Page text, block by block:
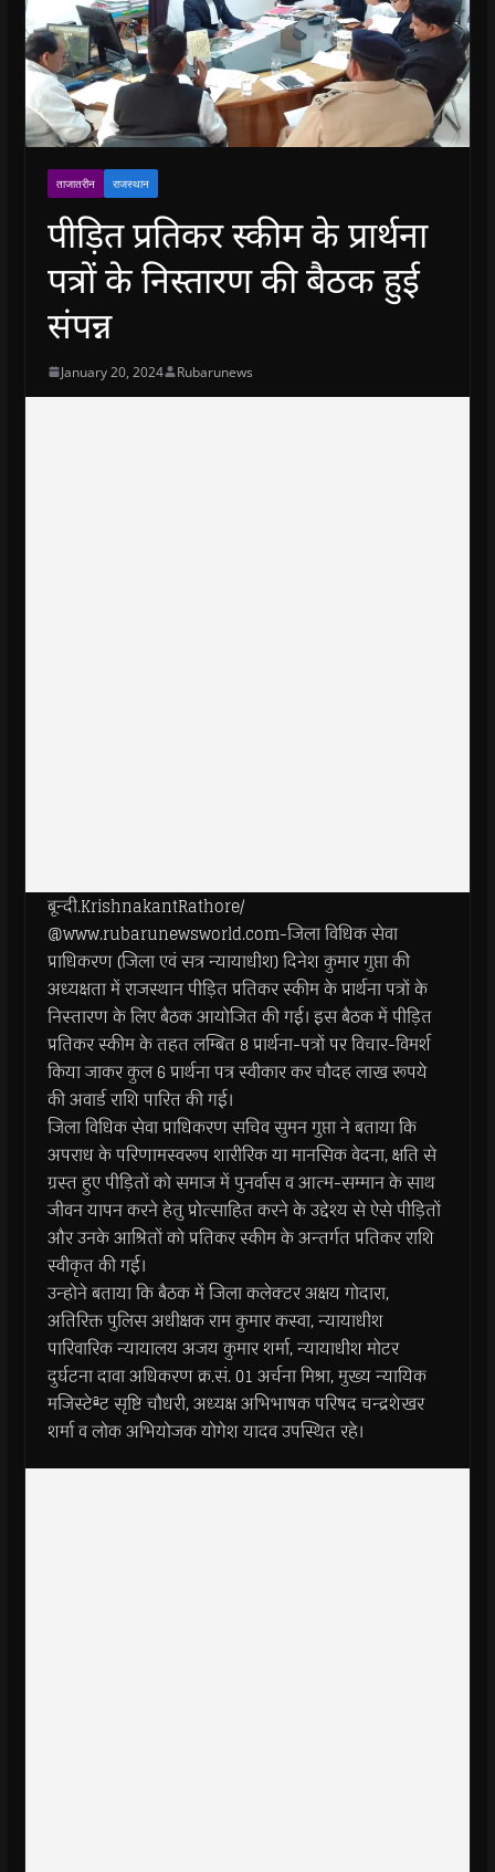
ताजातरीन राजस्थान
पीड़ित प्रतिकर स्कीम के प्रार्थना
पत्रों के निस्तारण की बैठक हुई
संपन्न
January 20, 2024 Rubarunews
बून्दी.KrishnakantRathore/
@www.rubarunewsworld.com-जिला विधिक सेवा
प्राधिकरण (जिला एवं सत्र न्यायाधीश) दिनेश कुमार गुप्ता की
अध्यक्षता में राजस्थान पीड़ित प्रतिकर स्कीम के प्रार्थना पत्रों के
निस्तारण के लिए बैठक आयोजित की गई। इस बैठक में पीड़ित
प्रतिकर स्कीम के तहत लम्बित 8 प्रार्थना-पत्रों पर विचार-विमर्श
किया जाकर कुल 6 प्रार्थना पत्र स्वीकार कर चौदह लाख रूपये
की अवार्ड राशि पारित की गई।
जिला विधिक सेवा प्राधिकरण सचिव सुमन गुप्ता ने बताया कि
अपराध के परिणामस्वरूप शारीरिक या मानसिक वेदना, क्षति से
ग्रस्त हुए पीड़ितों को समाज में पुनर्वास व आत्म-सम्मान के साथ
जीवन यापन करने हेतु प्रोत्साहित करने के उद्देश्य से ऐसे पीड़ितों
और उनके आश्रितों को प्रतिकर स्कीम के अन्तर्गत प्रतिकर राशि
स्वीकृत की गई।
उन्होने बताया कि बैठक में जिला कलेक्टर अक्षय गोदारा,
अतिरिक्त पुलिस अधीक्षक राम कुमार कस्वा, न्यायाधीश
पारिवारिक न्यायालय अजय कुमार शर्मा, न्यायाधीश मोटर
दुर्घटना दावा अधिकरण क्र.सं. 01 अर्चना मिश्रा, मुख्य न्यायिक
मजिस्टेªट सृष्टि चौधरी, अध्यक्ष अभिभाषक परिषद चन्द्रशेखर
शर्मा व लोक अभियोजक योगेश यादव उपस्थित रहे।